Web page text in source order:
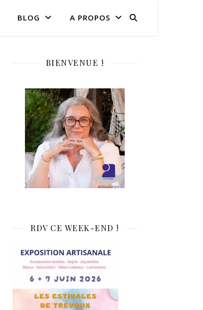
BLOG A PROPOS
BIENVENUE !
RDV CE WEEK-END !